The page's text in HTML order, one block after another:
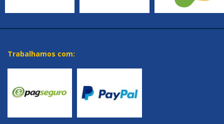
Trabalhamos com: